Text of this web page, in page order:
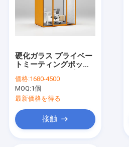
硬化ガラス プライベー
トミーティングポッド
鋼鉄 低音響室
価格:1680-4500
MOQ:1個
最新価格を得る
接触